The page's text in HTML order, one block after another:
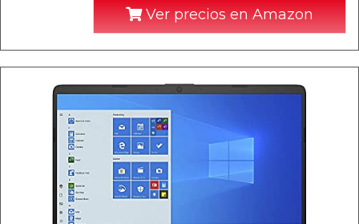
Ver precios en Amazon